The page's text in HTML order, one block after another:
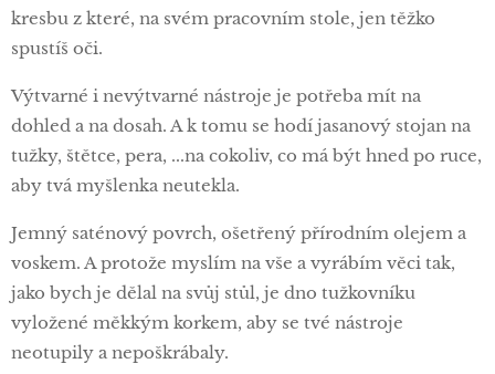
kresbu z které, na svém pracovním stole, jen těžko
spustíš oči.
Výtvarné i nevýtvarné nástroje je potřeba mít na
dohled a na dosah. A k tomu se hodí jasanový stojan na
tužky, štětce, pera, ...na cokoliv, co má být hned po ruce,
aby tvá myšlenka neutekla.
Jemný saténový povrch, ošetřený přírodním olejem a
voskem. A protože myslím na vše a vyrábím věci tak,
jako bych je dělal na svůj stůl, je dno tužkovníku
vyložené měkkým korkem, aby se tvé nástroje
neotupily a nepoškrábaly.